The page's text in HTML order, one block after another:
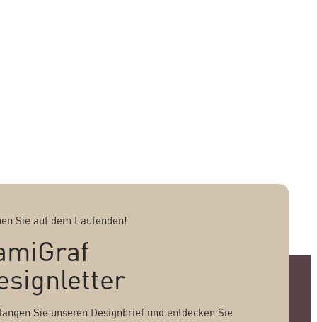
Sie auf dem Laufenden!
Sie unseren Designbrief und entdecken Sie